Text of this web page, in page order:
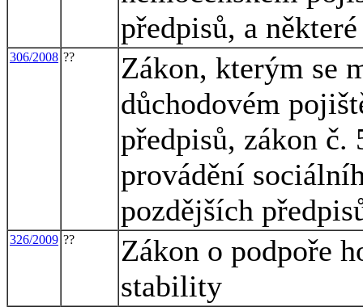
předpisů, a
306/2008 ??
Zákon, kterým se
důchodovém
předpisů, zákon č.
provádění
pozdějších
326/2009 ??
Zákon o podpoře
stability